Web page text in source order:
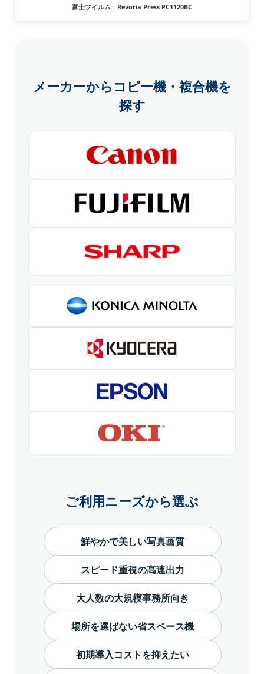
富士フイルム Revoria Press PC1120BC
メーカーからコピー機・複合機を
探す
ご利用ニーズから選ぶ
鮮やかで美しい写真画質
スピード重視の高速出力
大人数の大規模事務所向き
場所を選ばない省スペース機
初期導入コストを抑えたい